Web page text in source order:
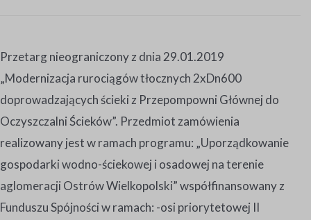
Przetarg nieograniczony z dnia 29.01.2019
„Modernizacja rurociągów tłocznych 2xDn600
doprowadzających ścieki z Przepompowni Głównej do
Oczyszczalni Ścieków”. Przedmiot zamówienia
realizowany jest w ramach programu: „Uporządkowanie
gospodarki wodno-ściekowej i osadowej na terenie
aglomeracji Ostrów Wielkopolski” współfinansowany z
Funduszu Spójności w ramach: -osi priorytetowej II